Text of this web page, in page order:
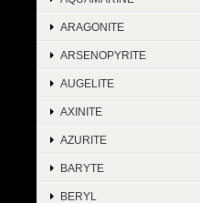
ARAGONITE
ARSENOPYRITE
AUGELITE
AXINITE
AZURITE
BARYTE
BERYL